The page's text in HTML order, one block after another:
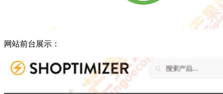
网站前台展示：